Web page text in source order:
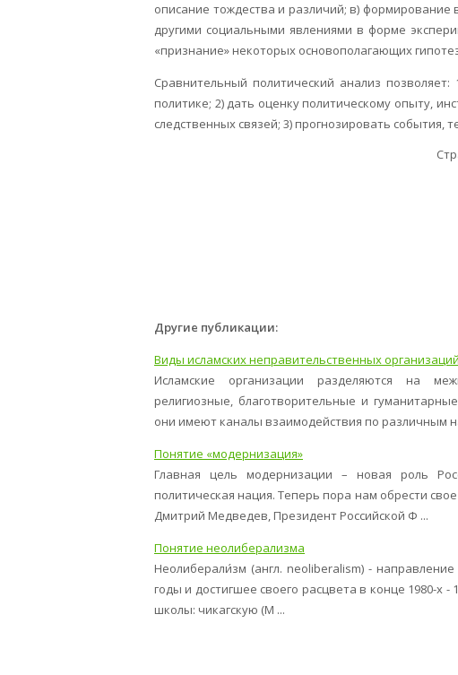
описание тождества и различий; в) формирование
другими социальными явлениями в форме
«признание» некоторых основополагающих
Сравнительный политический анализ
политике; 2) дать оценку политическому опыту,
следственных связей; 3) прогнозировать события,
Другие публикации:
Виды исламских неправительственных организаций
Исламские организации разделяются на
религиозные, благотворительные и
они имеют каналы взаимодействия по различным
Понятие «модернизация»
Главная цель модернизации – новая роль
политическая нация. Теперь пора нам обрести
Дмитрий Медведев, Президент Российской Ф ...
Понятие неолиберализма
Неолиберали́зм (англ. neoliberalism) -
годы и достигшее своего расцвета в конце 1980-х
школы: чикагскую (М ...